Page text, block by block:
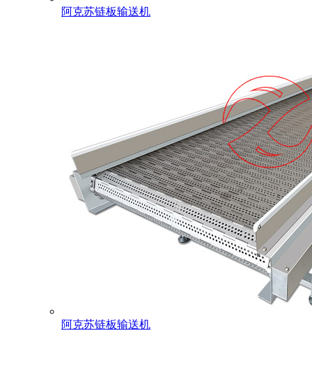
阿克苏链板输送机
阿克苏链板输送机